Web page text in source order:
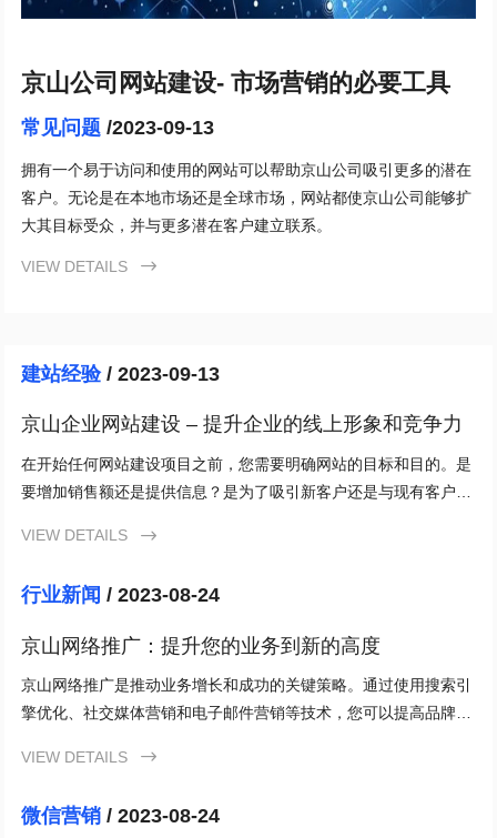
京山公司网站建设- 市场营销的必要工具
常见问题 /2023-09-13
拥有一个易于访问和使用的网站可以帮助京山公司吸引更多的潜在
客户。无论是在本地市场还是全球市场，网站都使京山公司能够扩
大其目标受众，并与更多潜在客户建立联系。
VIEW DETAILS 
建站经验 / 2023-09-13
京山企业网站建设 – 提升企业的线上形象和竞争力
在开始任何网站建设项目之前，您需要明确网站的目标和目的。是
要增加销售额还是提供信息？是为了吸引新客户还是与现有客户建
VIEW DETAILS 
行业新闻 / 2023-08-24
京山网络推广：提升您的业务到新的高度
京山网络推广是推动业务增长和成功的关键策略。通过使用搜索引
擎优化、社交媒体营销和电子邮件营销等技术，您可以提高品牌知
推广，将您的业务推向新的高度！
VIEW DETAILS 
微信营销 / 2023-08-24